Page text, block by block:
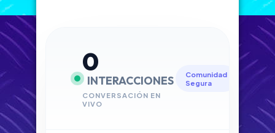
0
INTERACCIONES
CONVERSACIÓN EN
VIVO
Comunidad
Segura